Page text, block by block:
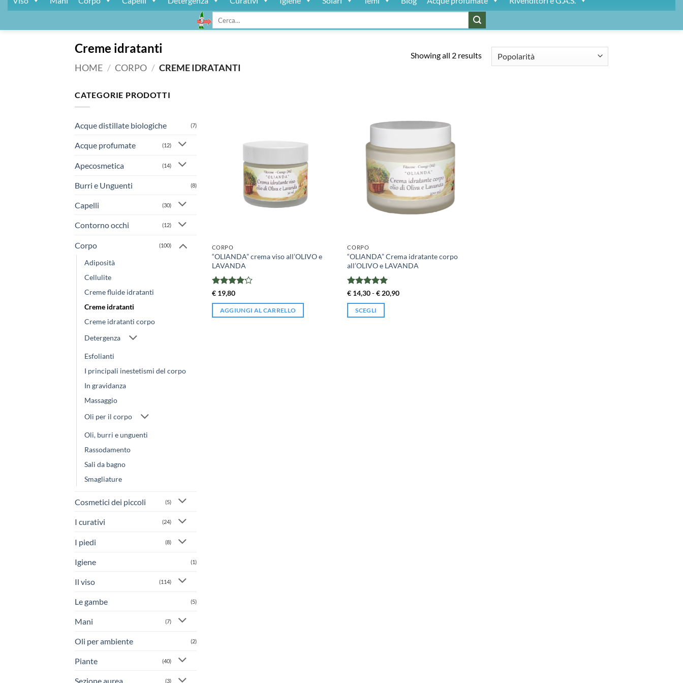
Cerca:
Creme idratanti
HOME / CORPO / CREME IDRATANTI
Showing all 2 results
CATEGORIE PRODOTTI
Acque distillate biologiche (7)
Acque profumate (12)
Apecosmetica (14)
Burri e Unguenti (8)
Capelli (30)
Contorno occhi (12)
Corpo (100)
Adiposità
Cellulite
Creme fluide idratanti
Creme idratanti
Creme idratanti corpo
Detergenza
Esfolianti
I principali inestetismi del corpo
In gravidanza
Massaggio
Oli per il corpo
Oli, burri e unguenti
Rassodamento
Sali da bagno
Smagliature
Cosmetici dei piccoli (5)
I curativi (24)
I piedi (8)
Igiene (1)
Il viso (114)
Le gambe (5)
Mani (7)
Oli per ambiente (2)
Piante (40)
Sezione aurea (3)
CORPO
“OLIANDA” crema viso all’OLIVO e
LAVANDA
Valutato
€19,80
AGGIUNGI AL CARRELLO
CORPO
“OLIANDA” Crema idratante corpo
all’OLIVO e LAVANDA
Valutato5
€ 14,30 - € 20,90Fascia
SCEGLI